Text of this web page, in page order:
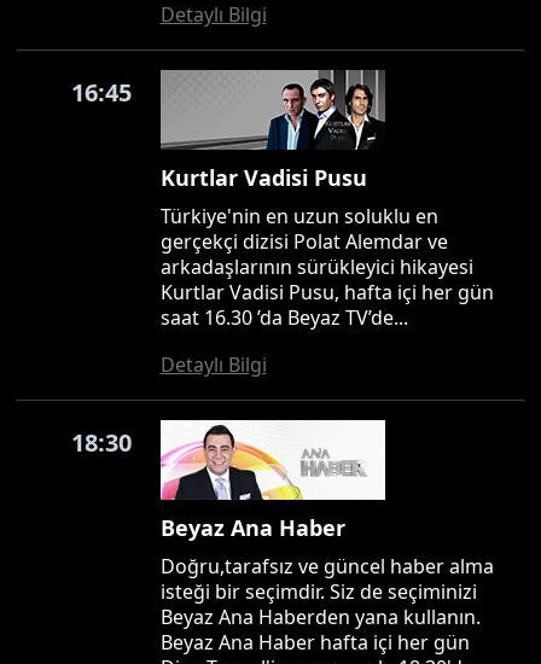
Detaylı Bilgi
16:45
Kurtlar Vadisi Pusu
Türkiye'nin en uzun soluklu en
gerçekçi dizisi Polat Alemdar ve
arkadaşlarının sürükleyici hikayesi
Kurtlar Vadisi Pusu, hafta içi her gün
saat 16.30 ’da Beyaz TV’de...
Detaylı Bilgi
18:30
Beyaz Ana Haber
Doğru,tarafsız ve güncel haber alma
isteği bir seçimdir. Siz de seçiminizi
Beyaz Ana Haberden yana kullanın.
Beyaz Ana Haber hafta içi her gün